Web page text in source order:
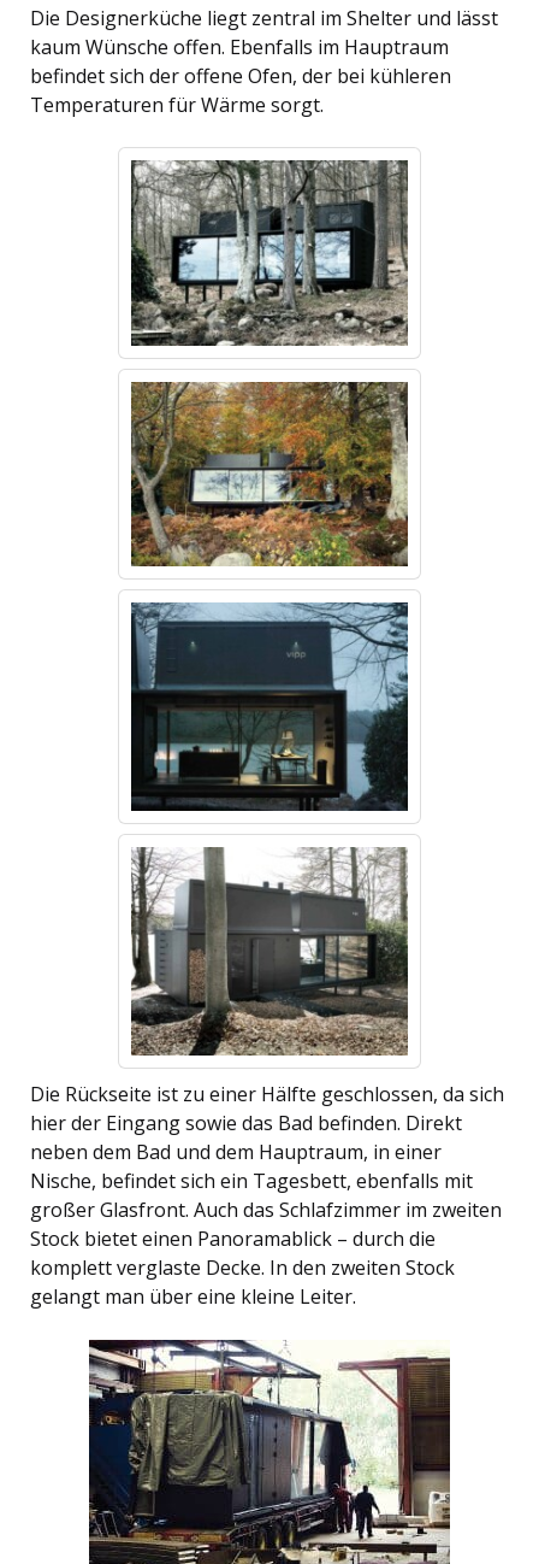
Die Designerküche liegt zentral im Shelter und lässt
kaum Wünsche offen. Ebenfalls im Hauptraum
befindet sich der offene Ofen, der bei kühleren
Temperaturen für Wärme sorgt.
Die Rückseite ist zu einer Hälfte geschlossen, da sich
hier der Eingang sowie das Bad befinden. Direkt
neben dem Bad und dem Hauptraum, in einer
Nische, befindet sich ein Tagesbett, ebenfalls mit
großer Glasfront. Auch das Schlafzimmer im zweiten
Stock bietet einen Panoramablick – durch die
komplett verglaste Decke. In den zweiten Stock
gelangt man über eine kleine Leiter.